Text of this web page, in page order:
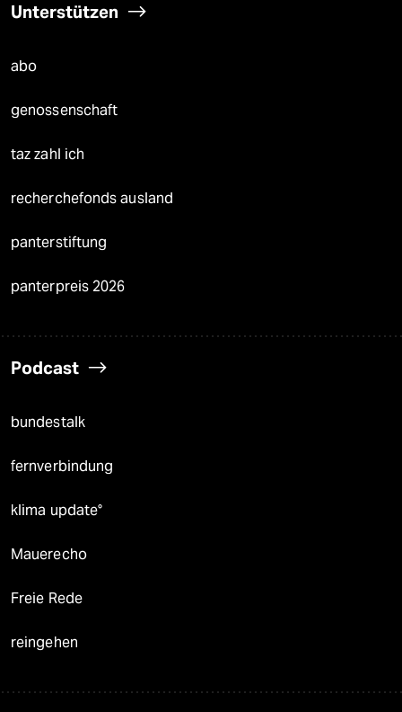
Unterstützen
abo
genossenschaft
taz zahl ich
recherchefonds ausland
panterstiftung
panterpreis 2026
Podcast
bundestalk
fernverbindung
klima update°
Mauerecho
Freie Rede
reingehen